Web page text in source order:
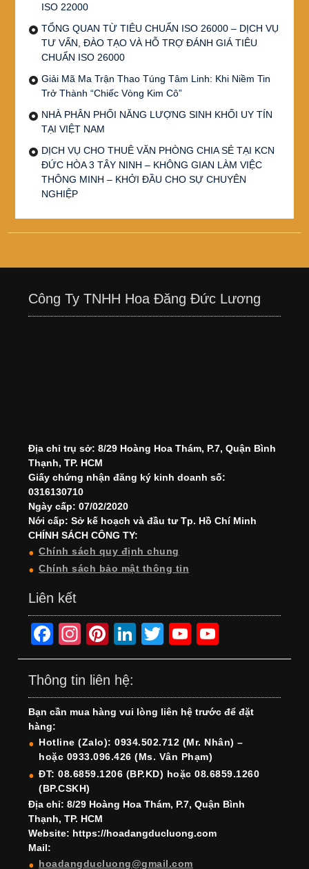
ISO 22000
TỔNG QUAN TỪ TIÊU CHUẨN ISO 26000 – DỊCH VỤ
TƯ VẤN, ĐÀO TẠO VÀ HỖ TRỢ ĐÁNH GIÁ TIÊU
CHUẨN ISO 26000
Giải Mã Ma Trận Thao Túng Tâm Linh: Khi Niềm Tin
Trở Thành “Chiếc Vòng Kim Cô”
NHÀ PHÂN PHỐI NĂNG LƯỢNG SINH KHỐI UY TÍN
TẠI VIỆT NAM
DỊCH VỤ CHO THUÊ VĂN PHÒNG CHIA SẺ TẠI KCN
ĐỨC HÒA 3 TÂY NINH – KHÔNG GIAN LÀM VIỆC
THÔNG MINH – KHỞI ĐẦU CHO SỰ CHUYÊN
NGHIỆP
Công Ty TNHH Hoa Đăng Đức Lương
Địa chỉ trụ sở: 8/29 Hoàng Hoa Thám, P.7, Quận Bình
Thạnh, TP. HCM
Giấy chứng nhận đăng ký kinh doanh số:
0316130710
Ngày cấp: 07/02/2020
Nới cấp: Sở kế hoạch và đầu tư Tp. Hồ Chí Minh
CHÍNH SÁCH CÔNG TY:
Chính sách quy định chung
Chính sách bảo mật thông tin
Liên kết
F
a
c
e
b
o
o
k
In
st
a
gr
a
m
Pi
nt
er
e
st
Li
n
e
dI
n
T
wi
er
Y
o
T
u
b
e
o
T
u
b
e
h
Thông tin liên hệ:
Bạn cần mua hàng vui lòng liên hệ trước để đặt
hàng:
Hotline (Zalo): 0934.502.712 (Mr. Nhân) –
hoặc 0933.096.426 (Ms. Vân Phạm)
ĐT: 08.6859.1206 (BP.KD) hoặc 08.6859.1260
(BP.CSKH)
Địa chỉ: 8/29 Hoàng Hoa Thám, P.7, Quận Bình
Thạnh, TP. HCM
Website: https://hoadangducluong.com
Mail:
hoadangducluong@gmail.com